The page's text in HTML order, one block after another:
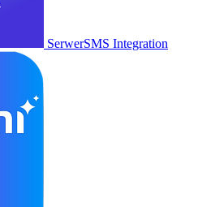
SerwerSMS Integration